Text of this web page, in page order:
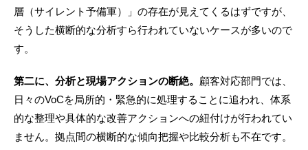
層（サイレント予備軍）」の存在が見えてくるはずですが、
そうした横断的な分析すら行われていないケースが多いので
す。
第二に、分析と現場アクションの断絶。 顧客対応部門では、
日々のVoCを局所的・緊急的に処理することに追われ、体系
的な整理や具体的な改善アクションへの紐付けが行われてい
ません。拠点間の横断的な傾向把握や比較分析も不在です。